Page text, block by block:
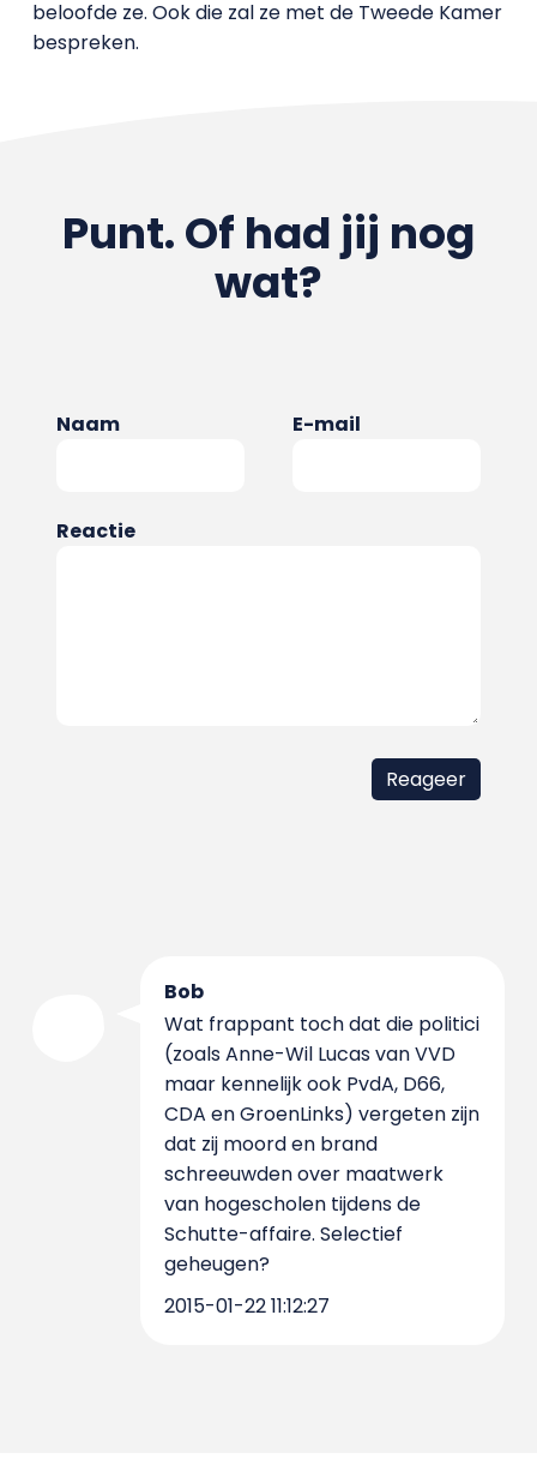
beloofde ze. Ook die zal ze met de Tweede Kamer
bespreken.
Punt. Of had jij nog
wat?
Naam E-mail
Reactie
Bob
Wat frappant toch dat die politici
(zoals Anne-Wil Lucas van VVD
maar kennelijk ook PvdA, D66,
CDA en GroenLinks) vergeten zijn
dat zij moord en brand
schreeuwden over maatwerk
van hogescholen tijdens de
Schutte-affaire. Selectief
geheugen?
2015-01-22 11:12:27